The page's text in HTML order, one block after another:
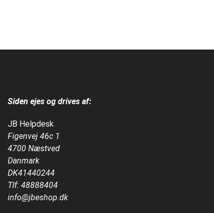
Siden ejes og drives af:
JB Helpdesk
Figenvej 46c 1
4700 Næstved
Danmark
DK41440244
Tlf: 48888404
info@jbeshop.dk